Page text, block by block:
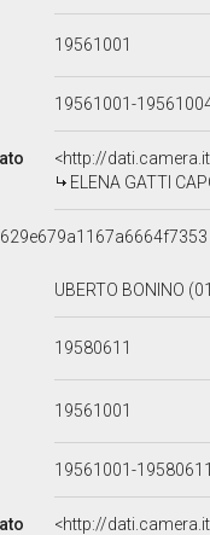
19561001
19561001-
<http://
ELENA GATTI
UBERTO BONINO
19580611
19561001
19561001-19580611
<http://